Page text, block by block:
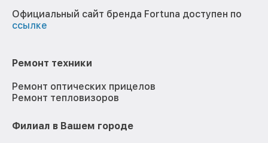
Официальный сайт бренда Fortuna доступен по
ссылке
Ремонт техники
Ремонт оптических прицелов
Ремонт тепловизоров
Филиал в Вашем городе